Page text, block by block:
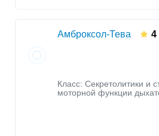
Амброксол-Тева 4
Класс: Секретолитики и
моторной функции